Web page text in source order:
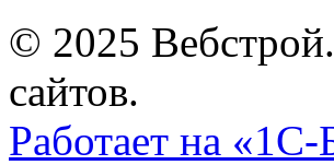
© 2025
сайтов.
Работает на